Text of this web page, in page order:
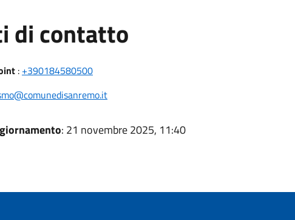
di contatto
: +390184580500
: 21 novembre 2025, 11:40